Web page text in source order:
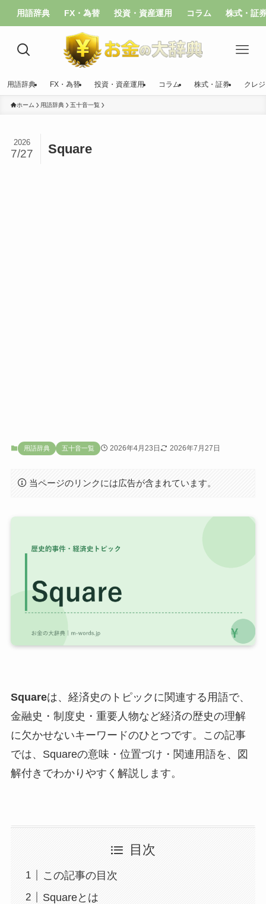
用語辞典 FX・為替 投資・資産運用 コラム 株式・証
用語辞典 FX・為替 投資・資産運用 コラム 株式・証券 クレ
ホーム 用語辞典 五十音一覧
Square
2026
7/27
用語辞典 五十音一覧 2026年4月23日 2026年7月27日
当ページのリンクには広告が含まれています。
Squareは、経済史のトピックに関連する用語で、
金融史・制度史・重要人物など経済の歴史の理解
に欠かせないキーワードのひとつです。この記事
では、Squareの意味・位置づけ・関連用語を、図
解付きでわかりやすく解説します。
目次
この記事の目次
Squareとは